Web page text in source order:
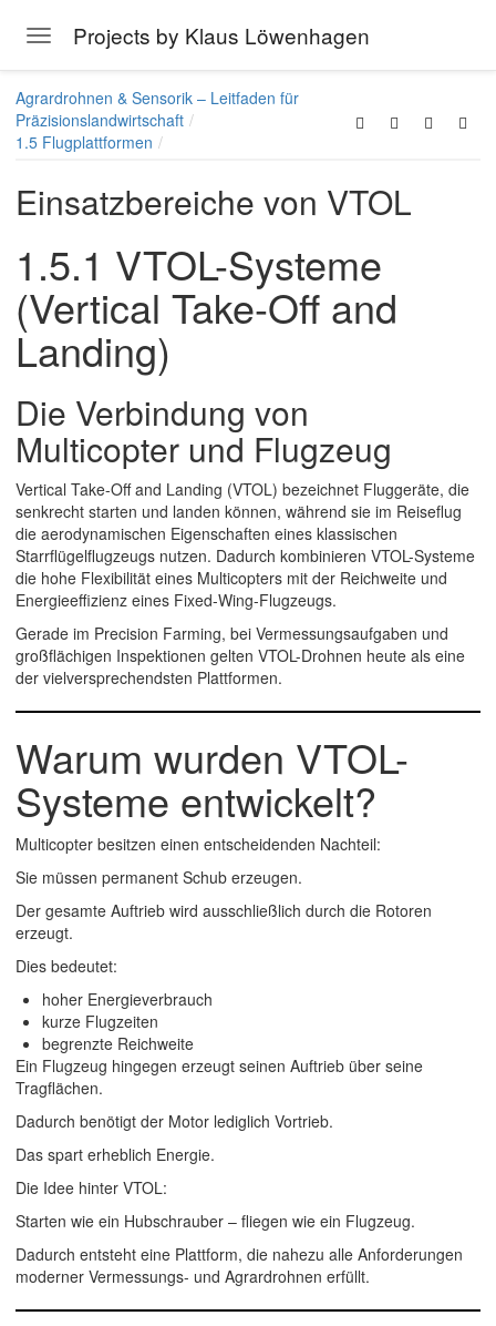
Toggle navigation
Projects by Klaus Löwenhagen
Agrardrohnen & Sensorik – Leitfaden für
Präzisionslandwirtschaft
1.5 Flugplattformen
Einsatzbereiche von VTOL
1.5.1 VTOL-Systeme
(Vertical Take-Off and
Landing)
Die Verbindung von
Multicopter und Flugzeug
Vertical Take-Off and Landing (VTOL) bezeichnet Fluggeräte, die
senkrecht starten und landen können, während sie im Reiseflug
die aerodynamischen Eigenschaften eines klassischen
Starrflügelflugzeugs nutzen. Dadurch kombinieren VTOL-Systeme
die hohe Flexibilität eines Multicopters mit der Reichweite und
Energieeffizienz eines Fixed-Wing-Flugzeugs.
Gerade im Precision Farming, bei Vermessungsaufgaben und
großflächigen Inspektionen gelten VTOL-Drohnen heute als eine
der vielversprechendsten Plattformen.
Warum wurden VTOL-
Systeme entwickelt?
Multicopter besitzen einen entscheidenden Nachteil:
Sie müssen permanent Schub erzeugen.
Der gesamte Auftrieb wird ausschließlich durch die Rotoren
erzeugt.
Dies bedeutet:
hoher Energieverbrauch
kurze Flugzeiten
begrenzte Reichweite
Ein Flugzeug hingegen erzeugt seinen Auftrieb über seine
Tragflächen.
Dadurch benötigt der Motor lediglich Vortrieb.
Das spart erheblich Energie.
Die Idee hinter VTOL:
Starten wie ein Hubschrauber – fliegen wie ein Flugzeug.
Dadurch entsteht eine Plattform, die nahezu alle Anforderungen
moderner Vermessungs- und Agrardrohnen erfüllt.